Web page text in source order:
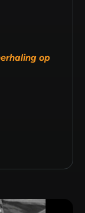
op